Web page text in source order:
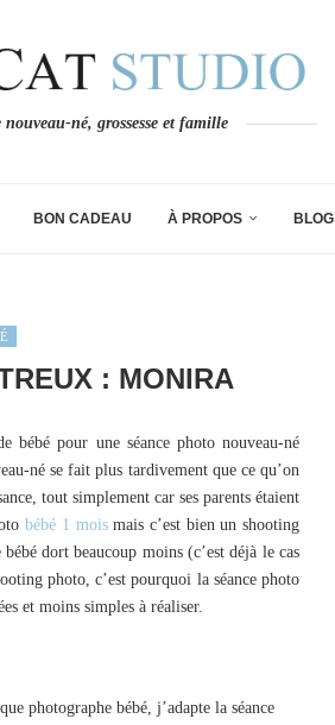
né, grossesse et famille
BON CADEAU À PROPOS BLOG
: MONIRA
bébé pour une séance photo nouveau-né
né se fait plus tardivement que ce qu’on
tout simplement car ses parents étaient
bébé 1 moismais c’est bien un shooting
dort beaucoup moins (c’est déjà le cas
photo, c’est pourquoi la séance photo
et moins simples à réaliser.
photographe bébé, j’adapte la séance